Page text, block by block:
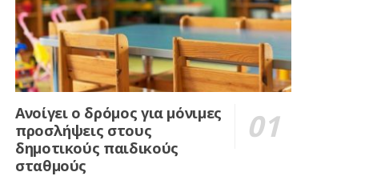
Ανοίγει ο δρόμος για μόνιμες
προσλήψεις στους
δημοτικούς παιδικούς
σταθμούς